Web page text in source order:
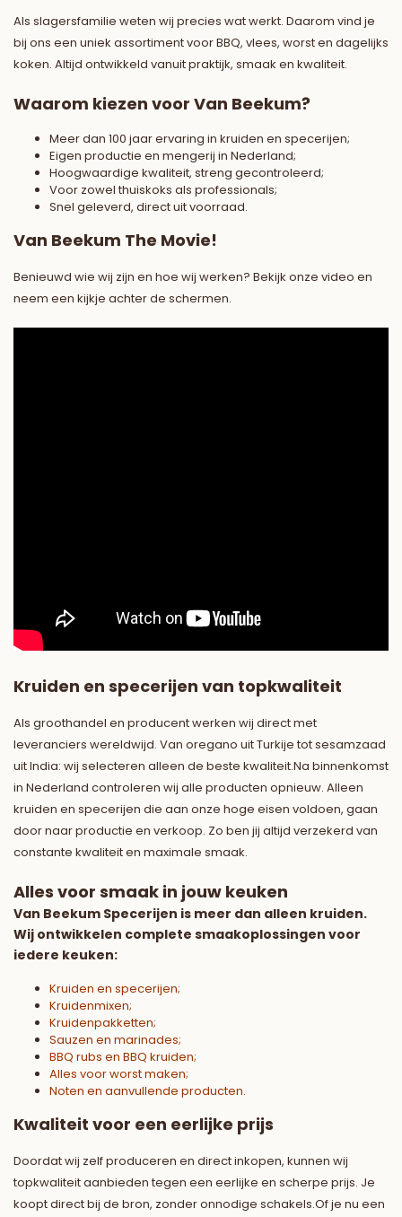
Als slagersfamilie weten wij precies wat werkt. Daarom vind je
bij ons een uniek assortiment voor BBQ, vlees, worst en dagelijks
koken. Altijd ontwikkeld vanuit praktijk, smaak en kwaliteit.
Waarom kiezen voor Van Beekum?
Meer dan 100 jaar ervaring in kruiden en specerijen;
Eigen productie en mengerij in Nederland;
Hoogwaardige kwaliteit, streng gecontroleerd;
Voor zowel thuiskoks als professionals;
Snel geleverd, direct uit voorraad.
Van Beekum The Movie!
Benieuwd wie wij zijn en hoe wij werken? Bekijk onze video en
neem een kijkje achter de schermen.
Kruiden en specerijen van topkwaliteit
Als groothandel en producent werken wij direct met
leveranciers wereldwijd. Van oregano uit Turkije tot sesamzaad
uit India: wij selecteren alleen de beste kwaliteit.Na binnenkomst
in Nederland controleren wij alle producten opnieuw. Alleen
kruiden en specerijen die aan onze hoge eisen voldoen, gaan
door naar productie en verkoop. Zo ben jij altijd verzekerd van
constante kwaliteit en maximale smaak.
Alles voor smaak in jouw keuken
Van Beekum Specerijen is meer dan alleen kruiden.
Wij ontwikkelen complete smaakoplossingen voor
iedere keuken:
Kruiden en specerijen;
Kruidenmixen;
Kruidenpakketten;
Sauzen en marinades;
BBQ rubs en BBQ kruiden;
Alles voor worst maken;
Noten en aanvullende producten.
Kwaliteit voor een eerlijke prijs
Doordat wij zelf produceren en direct inkopen, kunnen wij
topkwaliteit aanbieden tegen een eerlijke en scherpe prijs. Je
koopt direct bij de bron, zonder onnodige schakels.Of je nu een